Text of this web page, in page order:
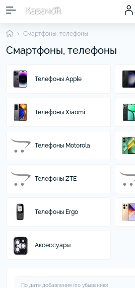
Смартфоны, телефоны
Смартфоны, телефоны
Телефоны Apple
Телефоны Xiaomi
Телефоны Motorola
Телефоны ZTE
Телефоны Ergo
Аксессуары